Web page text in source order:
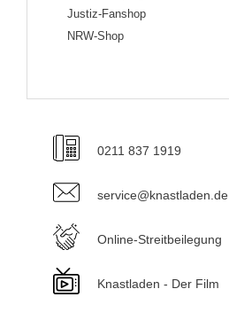
Justiz-Fanshop
NRW-Shop
0211 837 1919
service@knastladen.de
Online-Streitbeilegung
Knastladen - Der Film